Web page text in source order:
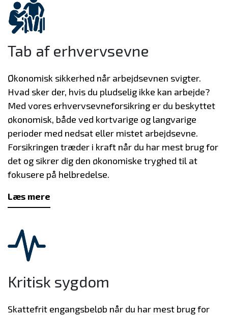
Tab af erhvervsevne
Økonomisk sikkerhed når arbejdsevnen svigter.
Hvad sker der, hvis du pludselig ikke kan arbejde?
Med vores erhvervsevneforsikring er du beskyttet
økonomisk, både ved kortvarige og langvarige
perioder med nedsat eller mistet arbejdsevne.
Forsikringen træder i kraft når du har mest brug for
det og sikrer dig den økonomiske tryghed til at
fokusere på helbredelse.
Læs mere
Kritisk sygdom
Skattefrit engangsbeløb når du har mest brug for